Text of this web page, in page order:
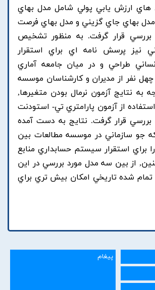
ارزش يابي پولي شامل مدل بهاي
بهاي جاي گزيني و مدل بهاي فرصت
بررسي قرار گرفت. به منظور تشخيص
نيز پرسش نامه اي براي استقرار
طراحي و در ميان جامعه آماري
نفر از مديران و کارشناسان موسسه
به نتايج آزمون نرمال بودن متغيرها,
از آزمون پارامتري تي- استودنت
قرار گرفت. نتايج به دست آمده
جو سازماني در موسسه مطالعات بين
را براي استقرار سيستم حسابداري منابع
از بين سه مدل مورد بررسي در اين
شده تاريخي امکان بيش تري براي